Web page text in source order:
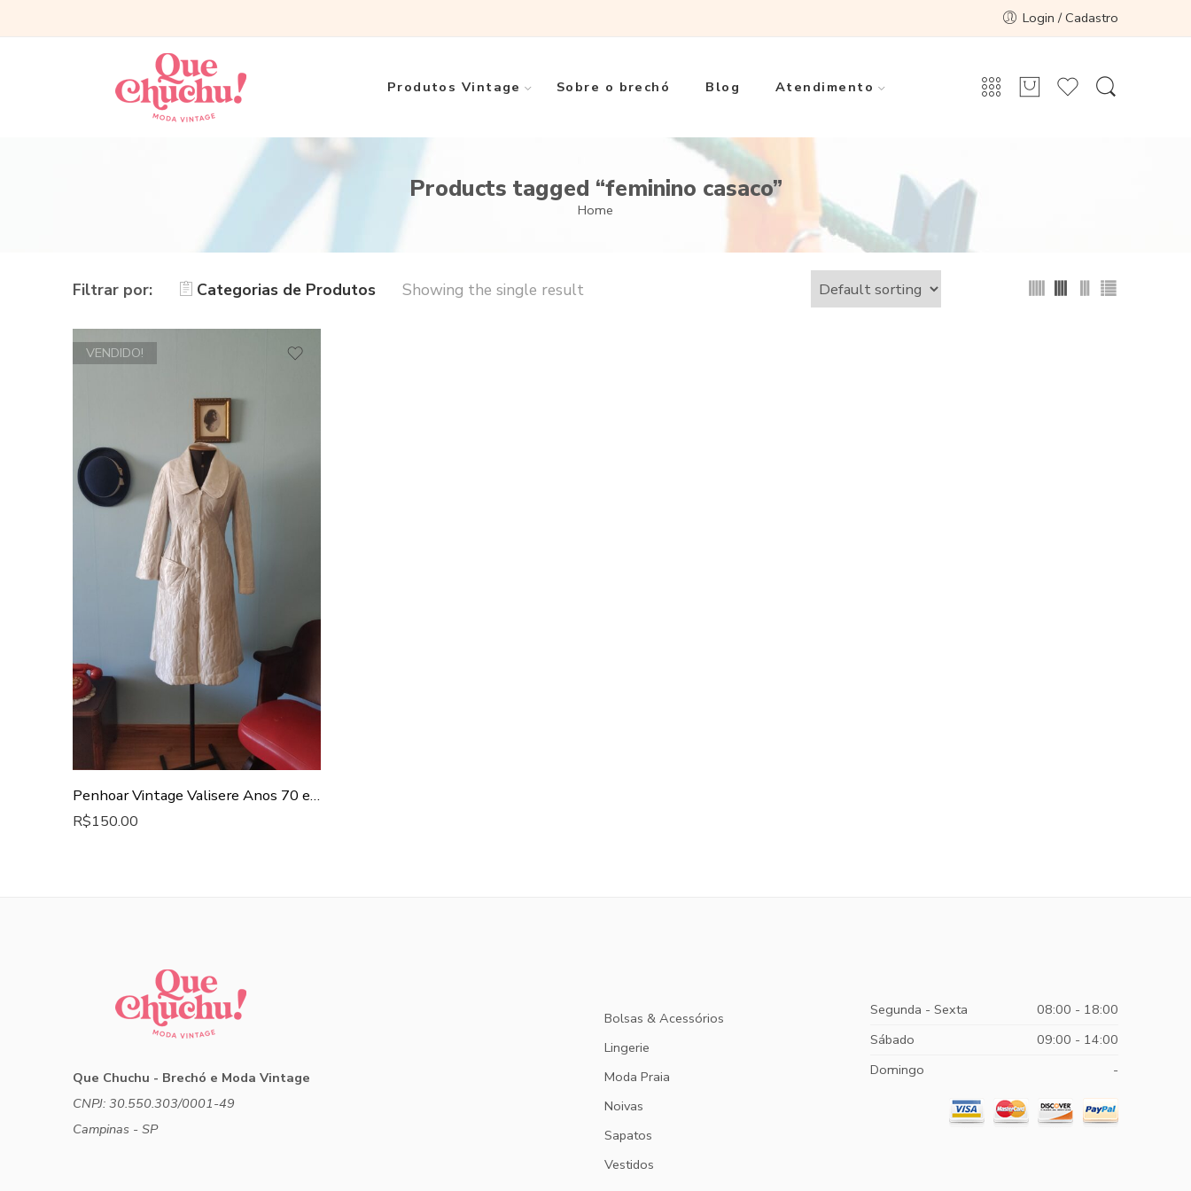
Login / Cadastro
Produtos Vintage Sobre o brechó Blog Atendimento
Products tagged “feminino casaco”
Home
Filtrar por: Categorias de Produtos Showing the single result
VENDIDO!
Penhoar Vintage Valisere Anos 70 em Matelassê Off White: Peça Original de Época
R$150.00
Que Chuchu - Brechó e Moda Vintage
CNPJ: 30.550.303/0001-49
Campinas - SP
Bolsas & Acessórios
Lingerie
Moda Praia
Noivas
Sapatos
Vestidos
Segunda - Sexta
08:00 - 18:00
Sábado
09:00 - 14:00
Domingo
-